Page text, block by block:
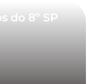
do 8º SP